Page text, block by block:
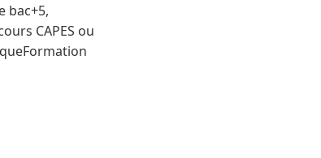
bac+5,
CAPES ou